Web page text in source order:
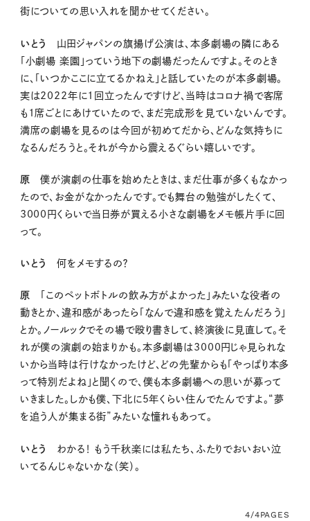
街についての思い入れを聞かせてください。
いとう
山田ジャパンの旗揚げ公演は、本多劇場の隣にある
「小劇場 楽園」っていう地下の劇場だったんですよ。そのとき
に、「いつかここに立てるかねえ」と話していたのが本多劇場。
実は2022年に1回立ったんですけど、当時はコロナ禍で客席
も1席ごとにあけていたので、まだ完成形を見ていないんです。
満席の劇場を見るのは今回が初めてだから、どんな気持ちに
なるんだろうと。それが今から震えるぐらい嬉しいです。
原 僕が演劇の仕事を始めたときは、まだ仕事が多くもなかっ
たので、お金がなかったんです。でも舞台の勉強がしたくて、
3000円くらいで当日券が買える小さな劇場をメモ帳片手に回
って。
いとう 何をメモするの？
原
「このペットボトルの飲み方がよかった」みたいな役者の
動きとか、違和感があったら「なんで違和感を覚えたんだろう」
とか。ノールックでその場で殴り書きして、終演後に見直して。そ
れが僕の演劇の始まりかも。本多劇場は3000円じゃ見られな
いから当時は行けなかったけど、どの先輩からも「やっぱり本多
って特別だよね」と聞くので、僕も本多劇場への思いが募って
いきました。しかも僕、下北に5年くらい住んでたんですよ。“夢
を追う人が集まる街”みたいな憧れもあって。
いとう
わかる！ もう千秋楽には私たち、ふたりでおいおい泣
いてるんじゃないかな（笑）。
4/4PAGES